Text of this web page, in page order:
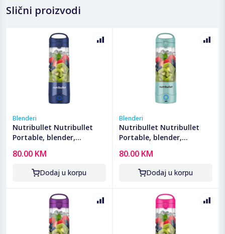
Slični proizvodi
Blenderi
Nutribullet Nutribullet
Portable, blender,
- NBP003NBL
80.00 KM
Dodaj u korpu
Blenderi
Nutribullet Nutribullet
Portable, blender,
- NBP003LBL
80.00 KM
Dodaj u korpu